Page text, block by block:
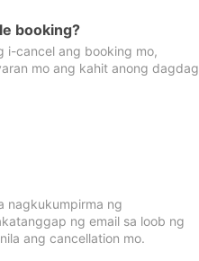
booking?
i-cancel ang booking mo,
mo ang kahit anong dagdag
nagkukumpirma ng
ng email sa loob ng
ang cancellation mo.